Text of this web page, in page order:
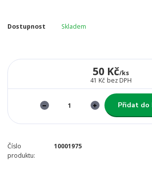
Dostupnost Skladem
50 Kč/ks
41 Kč bez DPH
Přidat do
Číslo
produktu:
10001975